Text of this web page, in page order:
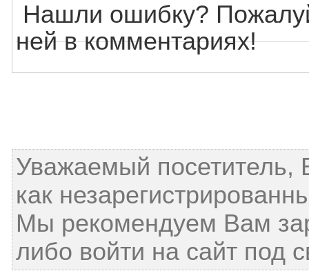
Нашли ошибку?
ней в комментариях!
Уважаемый посетитель,
как
Мы рекомендуем Вам
либо войти на сайт под